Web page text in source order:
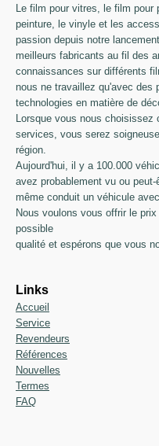
Le film pour vitres, le film pour
peinture, le vinyle et les
passion depuis notre
meilleurs fabricants au fil des
connaissances sur différents
nous ne travaillez qu'avec des
technologies en matière de
Lorsque vous nous choisissez
services, vous serez
région.
Aujourd'hui, il y a 100.000
avez probablement vu ou peut-
même conduit un véhicule
Nous voulons vous offrir le
possible
qualité et espérons que vous
Links
Accueil
Service
Revendeurs
Références
Nouvelles
Termes
FAQ